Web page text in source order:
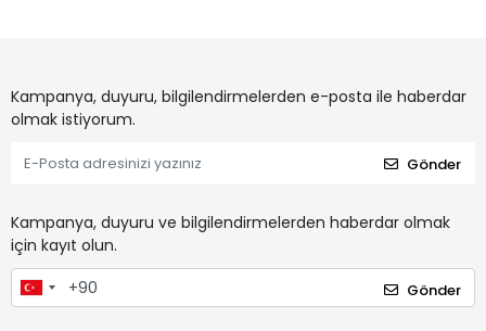
Kampanya, duyuru, bilgilendirmelerden e-posta ile haberdar
olmak istiyorum.
Gönder
Kampanya, duyuru ve bilgilendirmelerden haberdar olmak
için kayıt olun.
Gönder